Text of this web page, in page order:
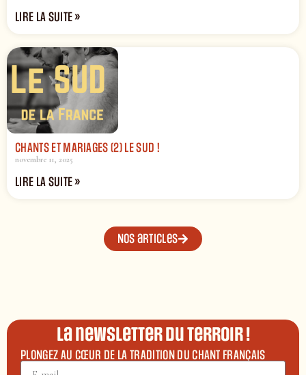
LIRE LA SUITE »
CHANTS ET MARIAGES (2) LE SUD !
novembre 11, 2025
LIRE LA SUITE »
Nos articles
La newsletter du terroir !
PLONGEZ AU CŒUR DE LA TRADITION DU CHANT FRANÇAIS